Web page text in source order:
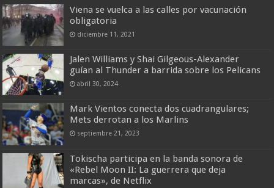
Viena se vuelca a las calles por vacunación
obligatoria
diciembre 11, 2021
Jalen Williams y Shai Gilgeous-Alexander
guían al Thunder a barrida sobre los Pelicans
abril 30, 2024
Mark Vientos conecta dos cuadrangulares;
Mets derrotan a los Marlins
septiembre 21, 2023
Tokischa participa en la banda sonora de
«Rebel Moon II: La guerrera que deja
marcas», de Netflix